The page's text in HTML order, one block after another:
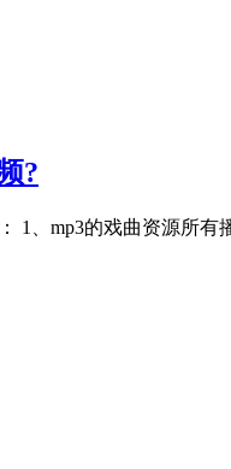
?
1、mp3的戏曲资源所有